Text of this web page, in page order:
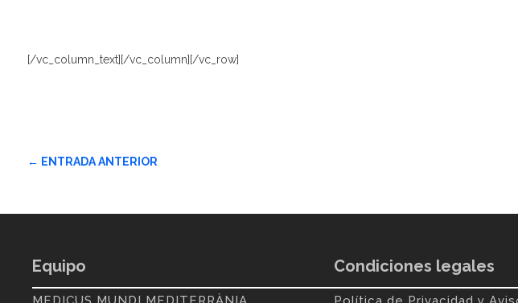
[/vc_column_text][/vc_column][/vc_row]
← ENTRADA ANTERIOR
Equipo Condiciones legales